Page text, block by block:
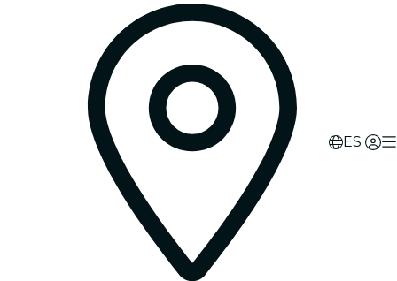
ES